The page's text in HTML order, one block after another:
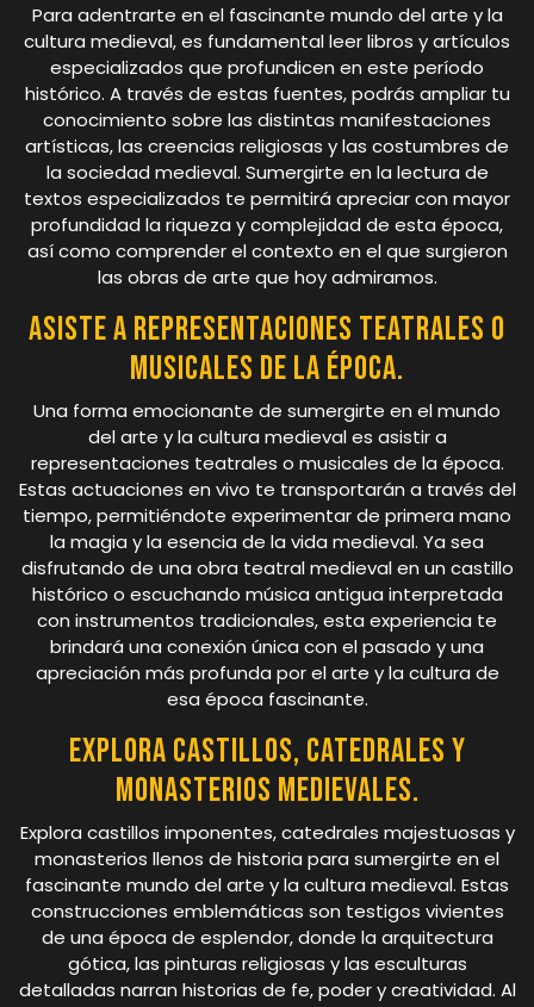
Para adentrarte en el fascinante mundo del arte y la
cultura medieval, es fundamental leer libros y artículos
especializados que profundicen en este período
histórico. A través de estas fuentes, podrás ampliar tu
conocimiento sobre las distintas manifestaciones
artísticas, las creencias religiosas y las costumbres de
la sociedad medieval. Sumergirte en la lectura de
textos especializados te permitirá apreciar con mayor
profundidad la riqueza y complejidad de esta época,
así como comprender el contexto en el que surgieron
las obras de arte que hoy admiramos.
Asiste a representaciones teatrales o
musicales de la época.
Una forma emocionante de sumergirte en el mundo
del arte y la cultura medieval es asistir a
representaciones teatrales o musicales de la época.
Estas actuaciones en vivo te transportarán a través del
tiempo, permitiéndote experimentar de primera mano
la magia y la esencia de la vida medieval. Ya sea
disfrutando de una obra teatral medieval en un castillo
histórico o escuchando música antigua interpretada
con instrumentos tradicionales, esta experiencia te
brindará una conexión única con el pasado y una
apreciación más profunda por el arte y la cultura de
esa época fascinante.
Explora castillos, catedrales y
monasterios medievales.
Explora castillos imponentes, catedrales majestuosas y
monasterios llenos de historia para sumergirte en el
fascinante mundo del arte y la cultura medieval. Estas
construcciones emblemáticas son testigos vivientes
de una época de esplendor, donde la arquitectura
gótica, las pinturas religiosas y las esculturas
detalladas narran historias de fe, poder y creatividad. Al